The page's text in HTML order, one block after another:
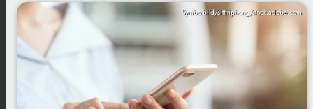
Symbolbild/sitthiphong/stock.adobe.com